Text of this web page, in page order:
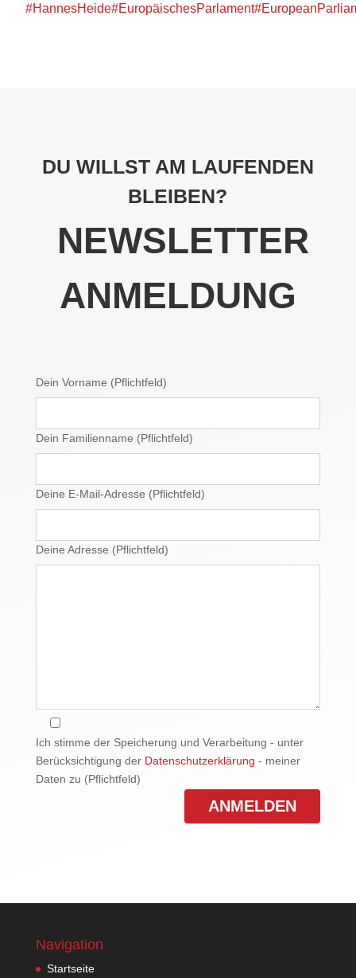
#HannesHeide#EuropäischesParlament
DU WILLST AM LAUFENDEN
BLEIBEN?
NEWSLETTER
ANMELDUNG
Dein Vorname (Pflichtfeld)
Dein Familienname (Pflichtfeld)
Deine E-Mail-Adresse (Pflichtfeld)
Deine Adresse (Pflichtfeld)
Ich stimme der Speicherung und Verarbeitung - unter
Berücksichtigung der Datenschutzerklärung - meiner
Daten zu (Pflichtfeld)
Navigation
Startseite